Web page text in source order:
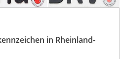
in Rheinland-